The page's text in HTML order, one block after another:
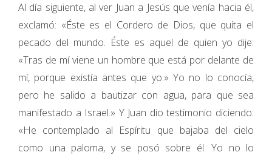
Al día siguiente, al ver Juan a Jesús que venía hacia él,
exclamó: «Éste es el Cordero de Dios, que quita el
pecado del mundo. Éste es aquel de quien yo dije:
«Tras de mí viene un hombre que está por delante de
mí, porque existía antes que yo.» Yo no lo conocía,
pero he salido a bautizar con agua, para que sea
manifestado a Israel.» Y Juan dio testimonio diciendo:
«He contemplado al Espíritu que bajaba del cielo
como una paloma, y se posó sobre él. Yo no lo